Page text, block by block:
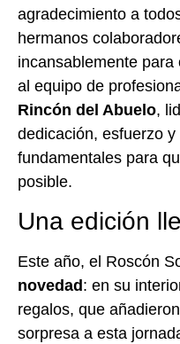
agradecimiento a
hermanos
incansablemente
al equipo de
Rincón del Abuelo,
dedicación, esfuerzo
fundamentales para
posible.
Una edición
Este año, el Roscón
novedad : en su
regalos, que
sorpresa a esta